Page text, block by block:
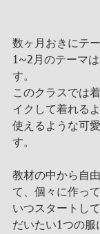
数ヶ月おきにテ
1~2月のテーマ
す。
このクラスでは
イクして着れる
使えるような可
す。
教材の中から自
て、個々に作っ
いつスタートし
だいたい1つの服